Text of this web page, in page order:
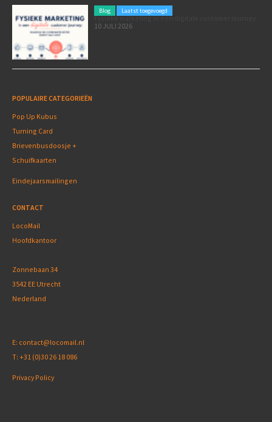
Blog Laatst toegevoegd
Fysieke marketing in een digitale customer journey
10 JULI 2026
POPULAIRE CATEGORIEËN
Pop Up Kubus
Turning Card
Brievenbusdoosje +
Schuifkaarten
Eindejaarsmailingen
CONTACT
LocoMail
Hoofdkantoor
Zonnebaan 34
3542 EE Utrecht
Nederland
E: contact@locomail.nl
T: +31 (0)30 26 18 086
Privacy Policy